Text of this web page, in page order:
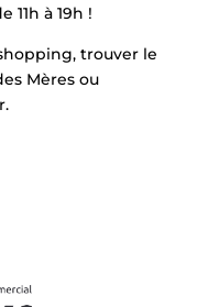
11h à 19h !
trouver le
Mères ou